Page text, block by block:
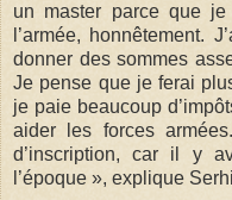
un master parce que
l’armée, honnêtement.
donner des sommes
Je pense que je ferai
je paie beaucoup
aider les forces
d’inscription, car il y
l’époque », explique